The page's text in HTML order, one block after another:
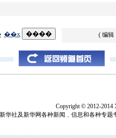
( 编辑
Copyright © 2012-2014
华社及新华网各种新闻﹑信息和各种专